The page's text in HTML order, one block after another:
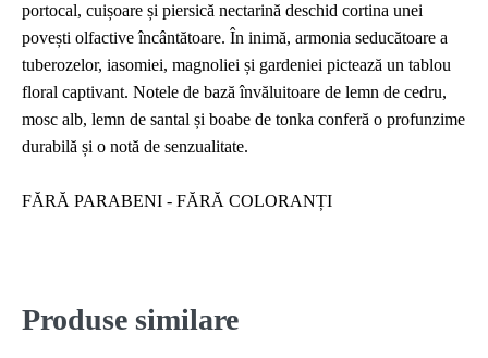
portocal, cuișoare și piersică nectarină deschid cortina unei
povești olfactive încântătoare. În inimă, armonia seducătoare a
tuberozelor, iasomiei, magnoliei și gardeniei pictează un tablou
floral captivant. Notele de bază învăluitoare de lemn de cedru,
mosc alb, lemn de santal și boabe de tonka conferă o profunzime
durabilă și o notă de senzualitate.
FĂRĂ PARABENI - FĂRĂ COLORANȚI
Produse similare